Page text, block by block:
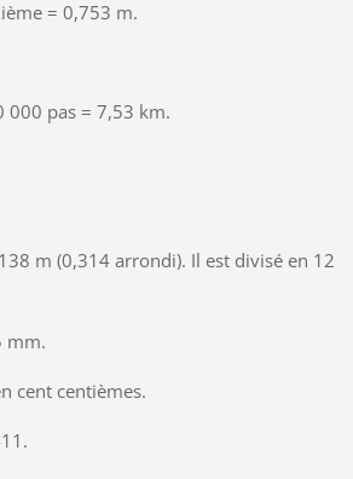
= 0,753 m.
000 pas = 7,53 km.
m (0,314 arrondi). Il est divisé en 12
mm.
cent centièmes.